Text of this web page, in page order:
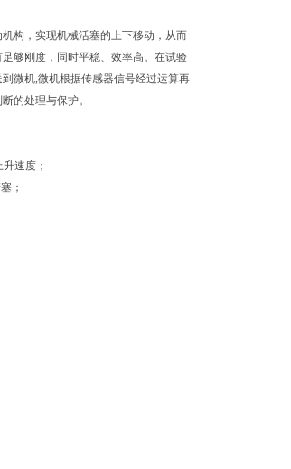
构，实现机械活塞的上下移动，从而
够刚度，同时平稳、效率高。在试验
微机,微机根据传感器信号经过运算再
的处理与保护。
速度；
；